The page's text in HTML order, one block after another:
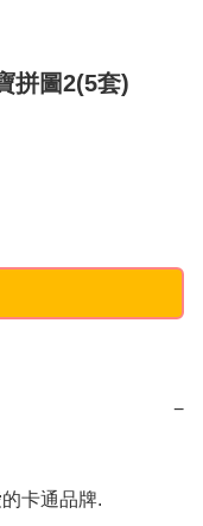
拼圖2(5套)
−
卡通品牌.